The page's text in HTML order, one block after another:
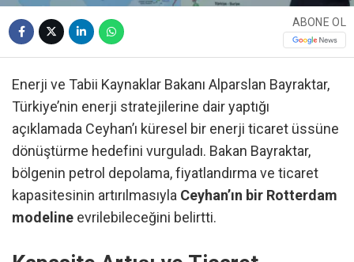
ABONE OL
Enerji ve Tabii Kaynaklar Bakanı Alparslan Bayraktar,
Türkiye’nin enerji stratejilerine dair yaptığı
açıklamada Ceyhan’ı küresel bir enerji ticaret üssüne
dönüştürme hedefini vurguladı. Bakan Bayraktar,
bölgenin petrol depolama, fiyatlandırma ve ticaret
kapasitesinin artırılmasıyla Ceyhan’ın bir Rotterdam
modeline evrilebileceğini belirtti.